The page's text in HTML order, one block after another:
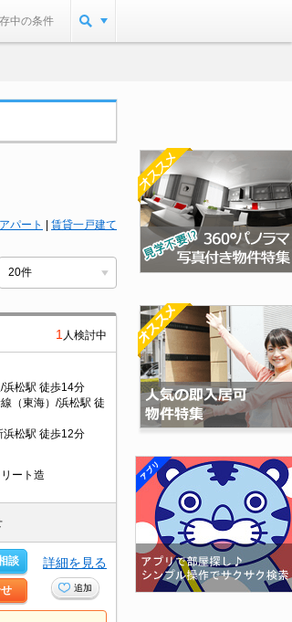
中の条件
パート 賃貸一戸建て
1 人検討中
浜松駅 徒歩14分
（東海）/浜松駅 徒
浜松駅 徒歩12分
ート造
談 詳細を見る
追加